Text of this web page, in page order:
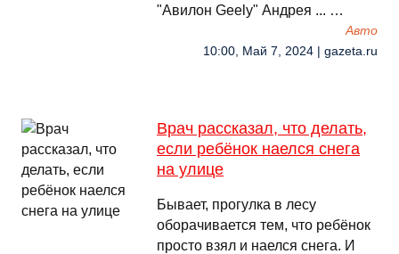
"Авилон Geely" Андрея ... …
Авто
10:00, Май 7, 2024 | gazeta.ru
Врач рассказал, что делать,
если ребёнок наелся снега
на улице
Бывает, прогулка в лесу
оборачивается тем, что ребёнок
просто взял и наелся снега. И